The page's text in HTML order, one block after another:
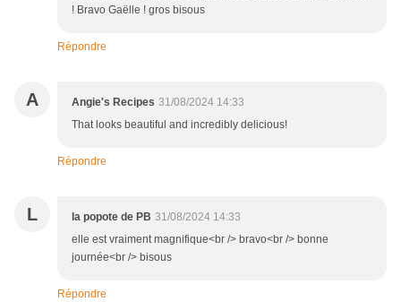
! Bravo Gaëlle ! gros bisous
Répondre
A Angie's Recipes 31/08/2024 14:33
That looks beautiful and incredibly delicious!
Répondre
L la popote de PB 31/08/2024 14:33
elle est vraiment magnifique<br /> bravo<br /> bonne
journée<br /> bisous
Répondre